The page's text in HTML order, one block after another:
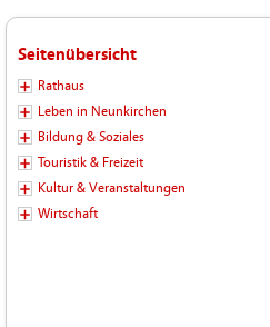
Seitenübersicht
Rathaus
Leben in Neunkirchen
Bildung & Soziales
Touristik & Freizeit
Kultur & Veranstaltungen
Wirtschaft